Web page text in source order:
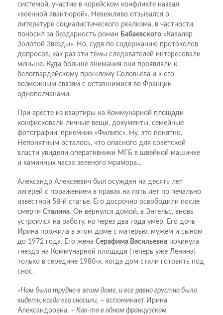
системой, участие в корейском конфликте назвал
«военной авантюрой». Невежливо отзывался о
литературе социалистического реализма, в частности,
поносил за бездарность роман Бабаевского «Кавалер
Золотой Звезды». Но, судя по содержанию протоколов
допросов, как раз эти темы следователей интересовали
меньше. Куда больше внимания они проявляли к
белогвардейскому прошлому Соловьева и к его
возможным связям с оставшимися во Франции
однополчанами.
При аресте из квартиры на Коммунарной площади
конфисковали личные вещи, документы, семейные
фотографии, приемник «Филипс». Ну, это понятно.
Непонятным осталось, что опасного для советской
власти увидели оперативники МГБ в швейной машинке
и каминных часах зеленого мрамора...
Александр Алексеевич был осужден на десять лет
лагерей с поражением в правах на пять лет по печально
известной 58-й статье. Его досрочно освободили после
смерти Сталина. Он вернулся домой, в Энгельс, вновь
устроился на работу, но через два года умер. Его дочь
Ирина прожила в этом доме с матерью, мужем и сыном
до 1972 года. Его жена Серафима Васильевна покинула
гнездо на Коммунарной площади (теперь уже Ленина)
только в середине 1980-х, когда дом стали готовить под
снос.
«Нам было трудно в этом доме, и все равно грустно было
видеть, когда его сносили, – вспоминает Ирина
Александровна. – Как-то в одном французском